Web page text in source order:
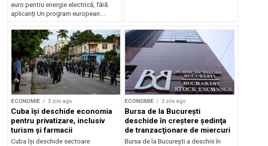
euro pentru energie electrică, fără
aplicanți Un program european...
ECONOMIE 3 zile ago
Cuba își deschide economia
pentru privatizare, inclusiv
turism și farmacii
Cuba își deschide sectoare
ECONOMIE 3 zile ago
Bursa de la Bucureşti
deschide în creştere şedinţa
de tranzacţionare de miercuri
Bursa de la Bucureşti a deschis în